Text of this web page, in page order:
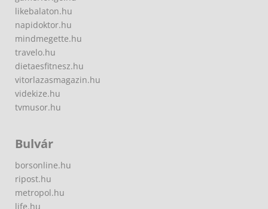
likebalaton.hu
napidoktor.hu
mindmegette.hu
travelo.hu
dietaesfitnesz.hu
vitorlazasmagazin.hu
videkize.hu
tvmusor.hu
Bulvár
borsonline.hu
ripost.hu
metropol.hu
life.hu